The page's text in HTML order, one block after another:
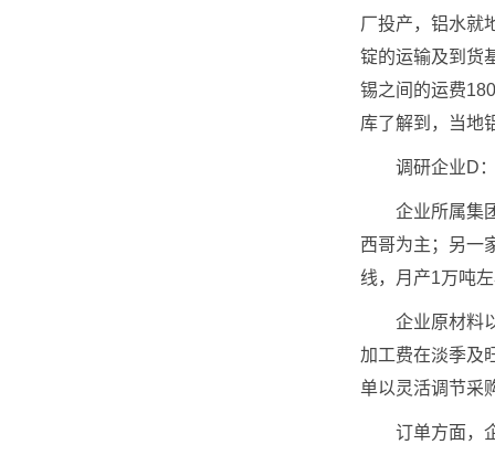
厂投产，铝水就
锭的运输及到货
锡之间的运费
库了解到，当地
调研企业D：
企业所属集团
西哥为主；另一
线，月产1万吨
企业原材料以
加工费在淡季及
单以灵活调节采
订单方面，企